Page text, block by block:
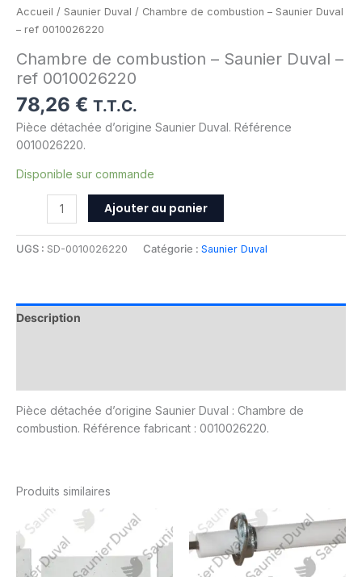
Accueil / Saunier Duval / Chambre de combustion – Saunier Duval
– ref 0010026220
Chambre de combustion – Saunier Duval –
ref 0010026220
78,26 € T.T.C.
Pièce détachée d’origine Saunier Duval. Référence
0010026220.
Disponible sur commande
Ajouter au panier
UGS : SD-0010026220 Catégorie : Saunier Duval
Description
Pièce détachée d’origine Saunier Duval : Chambre de
combustion. Référence fabricant : 0010026220.
Produits similaires